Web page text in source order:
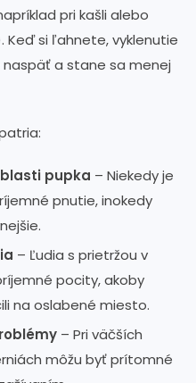
pri kašli alebo
si ľahnete, vyklenutie
a stane sa menej
pupka – Niekedy je
pnutie, inokedy
– Ľudia s prietržou v
pocity, akoby
na oslabené miesto.
– Pri väčších
môžu byť prítomné